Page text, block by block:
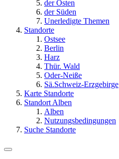
der Osten
der Süden
Unerledigte Themen
Standorte
Ostsee
Berlin
Harz
Thür. Wald
Oder-Neiße
Sä.Schweiz-Erzgebirge
Karte Standorte
Standort Alben
Alben
Nutzungsbedingungen
Suche Standorte